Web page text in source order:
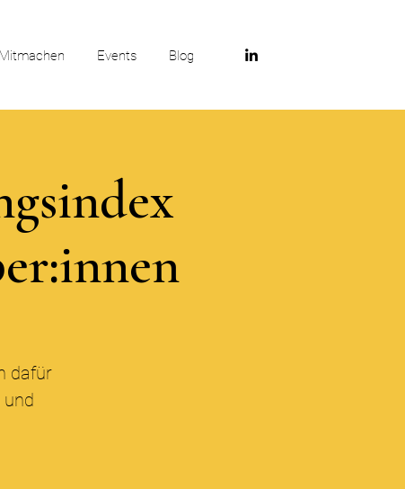
Mitmachen Events Blog
dafür
und